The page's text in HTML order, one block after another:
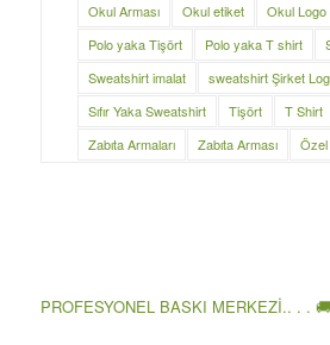
Okul Arması
Okul etiket Okul Logo
Polo yaka Tişört
Polo yaka T shirt
Sweatshirt imalat
sweatshirt Şirket
Sıfır Yaka Sweatshirt
Tişört T Shirt
Zabıta Armaları
Zabıta Arması
PROFESYONEL BASKI MERKEZİ.. . .